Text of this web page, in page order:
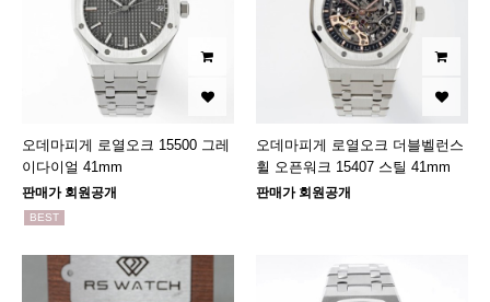
오데마피게 로열오크 15500 그레
이다이얼 41mm
판매가 회원공개
BEST
오데마피게 로열오크 더블벨런스
휠 오픈워크 15407 스틸 41mm
판매가 회원공개